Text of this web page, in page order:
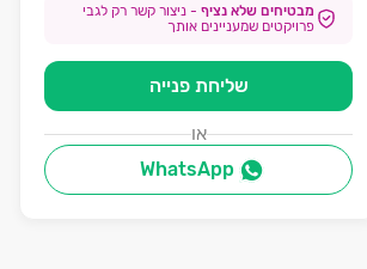
מבטיחים שלא נציף - ניצור קשר רק לגבי
פרויקטים שמעניינים אותך
שליחת פנייה
או
WhatsApp